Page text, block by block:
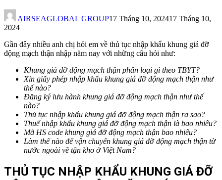
AIRSEAGLOBAL GROUP17 Tháng 10, 202417 Tháng 10,
2024
Gần đây nhiều anh chị hỏi em về thủ tục nhập khẩu khung giá đỡ
động mạch thận nhập năm nay với những câu hỏi như:
Khung giá đỡ động mạch thận phân loại gì theo TBYT?
Xin giấy phép nhập khẩu khung giá đỡ động mạch thận như
thế nào?
Đăng ký lưu hành khung giá đỡ động mạch thận như thế
nào?
Thủ tục nhập khẩu khung giá đỡ động mạch thận ra sao?
Thuế nhập khẩu khung giá đỡ động mạch thận là bao nhiêu?
Mã HS code khung giá đỡ động mạch thận bao nhiêu?
Làm thế nào để vận chuyển khung giá đỡ động mạch thận từ
nước ngoài về tận kho ở Việt Nam?
THỦ TỤC NHẬP KHẨU KHUNG GIÁ ĐỠ